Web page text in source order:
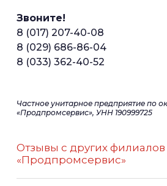
Звоните!
8 (017) 207-40-08
8 (029) 686-86-04
8 (033) 362-40-52
Частное унитарное предприятие по
«Продпромсервис», УНН 190999725
Отзывы с других
«Продпромсервис»